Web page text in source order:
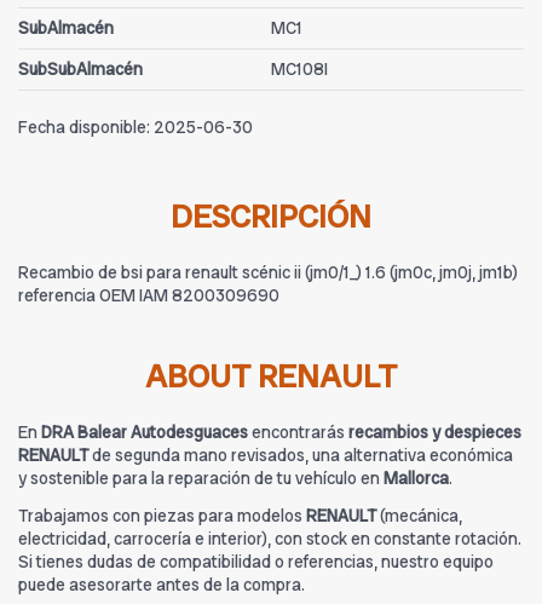
SubAlmacén
MC1
SubSubAlmacén
MC108I
Fecha disponible: 2025-06-30
DESCRIPCIÓN
Recambio de bsi para renault scénic ii (jm0/1_) 1.6 (jm0c, jm0j, jm1b)
referencia OEM IAM 8200309690
ABOUT RENAULT
En DRA Balear Autodesguacesencontrarás recambios y despieces
RENAULTde segunda mano revisados, una alternativa económica
y sostenible para la reparación de tu vehículo en Mallorca.
Trabajamos con piezas para modelos RENAULT(mecánica,
electricidad, carrocería e interior), con stock en constante rotación.
Si tienes dudas de compatibilidad o referencias, nuestro equipo
puede asesorarte antes de la compra.